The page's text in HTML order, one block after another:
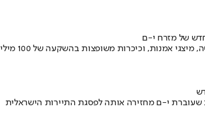
של מזרח י-ם
י-ם מחזירה אותה לפסגת התיירות הישראלית